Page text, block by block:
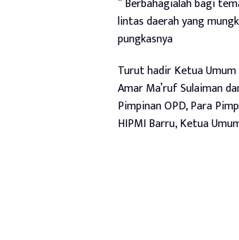
” Berbahagialah bagi
lintas daerah yang
pungkasnya
Turut hadir Ketua Umum
Amar Ma’ruf Sulaiman
Pimpinan OPD, Para
HIPMI Barru, Ketua